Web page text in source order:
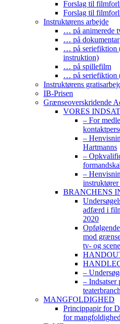
Forslag til
Forslag til
Instruktørens arbejde
… på animerede
… på dokumentar
… på seriefiktion
instruktion)
… på spillefilm
… på seriefiktion
Instruktørens
IB-Prisen
Grænseoverskridende
VORES
– For
–
Hartmanns
–
–
BRANCHENS
adfærd i
2020
mod
tv- og
–
–
MANGFOLDIGHED
Princippapir for
for mangfoldighed